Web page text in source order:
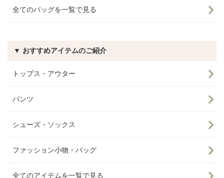
全てのバッグを一覧で見る
▼ おすすめアイテムのご紹介
トップス・アウター
パンツ
シューズ・ソックス
ファッション小物・バッグ
全てのアイテムを一覧で見る